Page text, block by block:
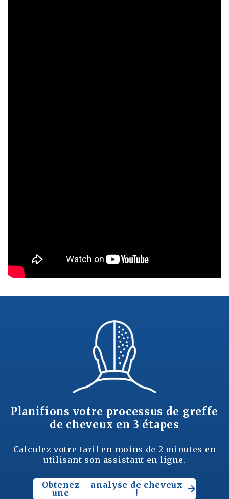
Planifions votre processus de greffe
de cheveux en 3 étapes
Calculez votre tarif en moins de 2 minutes en
utilisant son assistant en ligne.
Obtenez
une
analyse de cheveux
!